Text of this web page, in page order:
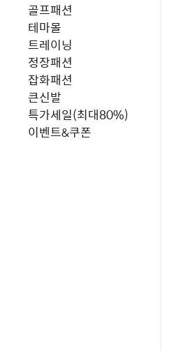
골프패션
테마몰
트레이닝
정장패션
잡화패션
큰신발
특가세일(최대80%)
이벤트&쿠폰